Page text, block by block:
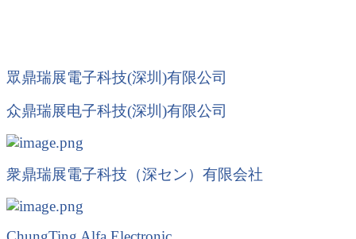
眾鼎瑞展電子科技(深圳)有限公司
众鼎瑞展电子科技(深圳 )有限公司
衆鼎瑞展電子科技（深セン）有限会社